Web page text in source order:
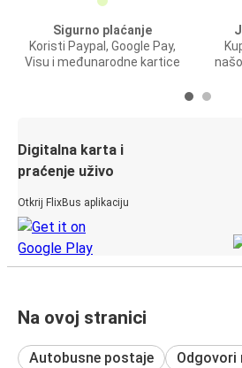
Sigurno plaćanje
Koristi Paypal, Google Pay,
Visu i međunarodne kartice
Digitalna karta i
praćenje uživo
Otkrij FlixBus aplikaciju
Na ovoj stranici
Autobusne postaje
Odgovori